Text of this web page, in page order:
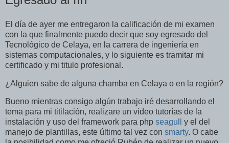
El día de ayer me entregaron la calificación de mi examen
con la que finalmente puedo decir que soy egresado del
Tecnológico de Celaya, en la carrera de ingeniería en
sistemas computacionales, y lo siguiente es tramitar mi
certificado y mi titulo profesional.
¿Alguien sabe de alguna chamba en Celaya o en la región?
Bueno mientras consigo algún trabajo iré desarrollando el
tema para mi titilación, realizare un video tutorías de la
instalación y uso del framework para php seagull y el del
manejo de plantillas, este último tal vez con smarty. O cabe